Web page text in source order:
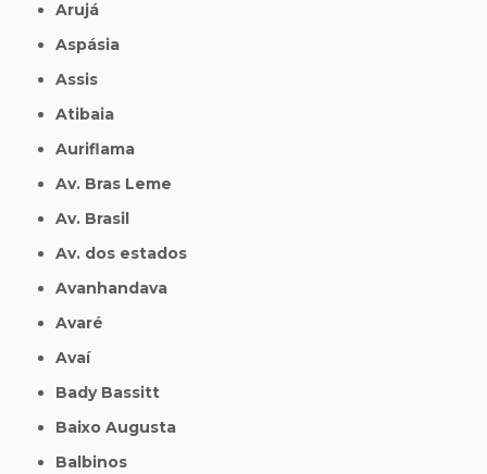
Arujá
Aspásia
Assis
Atibaia
Auriflama
Av. Bras Leme
Av. Brasil
Av. dos estados
Avanhandava
Avaré
Avaí
Bady Bassitt
Baixo Augusta
Balbinos